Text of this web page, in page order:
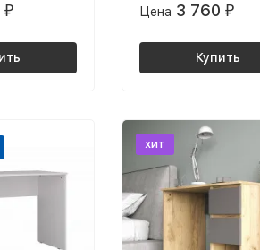
₽ Цена 3 760 ₽
Купить
хит